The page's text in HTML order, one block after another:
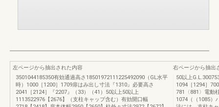
左ページから抽出された内容
3501044185350有効通過高さ18501972111225492090（GL水平
時）1000［1200］1709扉はみ出し寸法『1310』必要高さ
2041［2124］『2207』（33）（41）50以上50以上
1113522976【2676】（支柱キャップ含む）有効開口幅
右ページから抽出
50以上
1094［1294］
781〈881〉電動
1074（（1085）